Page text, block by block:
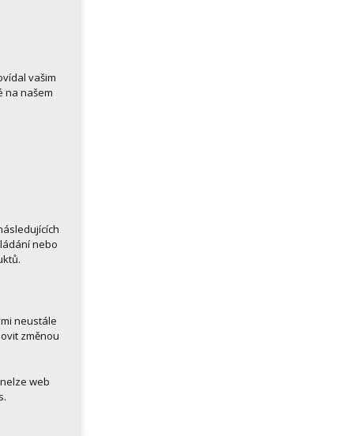
vašim
na našem
nebo
neustále
změnou
web